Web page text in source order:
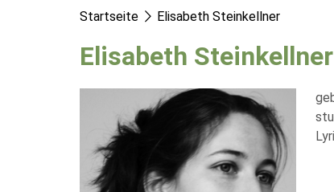
Startseite Elisabeth Steinkellner
Elisabeth Steinkellner